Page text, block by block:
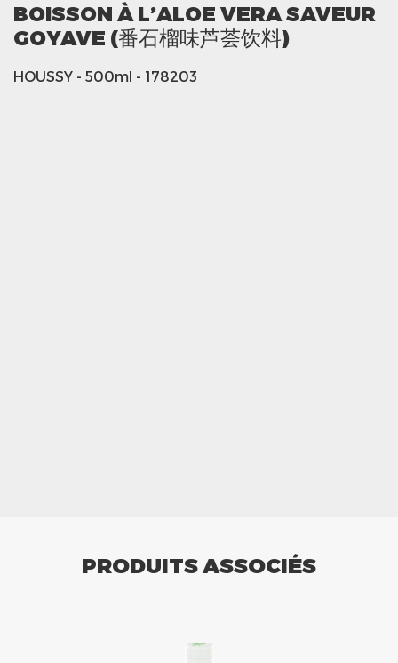
BOISSON À L’ALOE VERA SAVEUR
GOYAVE (番石榴味芦荟饮料)
HOUSSY - 500ml - 178203
PRODUITS ASSOCIÉS